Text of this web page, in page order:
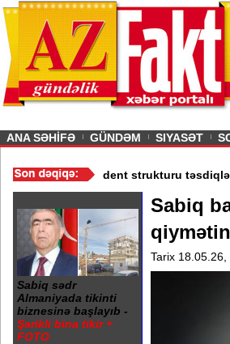
ANA SƏHİFƏ GÜNDƏM SIYASƏT
Şurası yaradıdı - Prezident strukturu
Sabiq sədr
Almaniyada tikinti
biznesinə başlayıb -
Şərikli bina tikir +
FOTO
Sabiq
Tarix 18.05.26,